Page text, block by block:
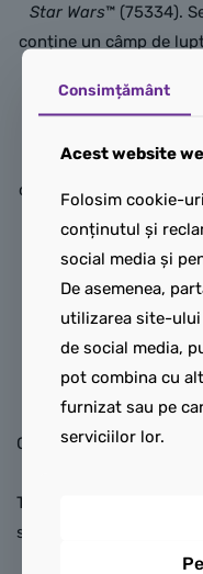
Star Wars™ (75334).
conține un câmp de
funcție de apariție a
luptă și un cărucior de
care poate fi răsturnat.
include și 4
LEGO: Obi-Wan Kenobi
Darth Vader, fiecare cu
laser, Tala Durith și
NED-B, pentru a
scene din
Star Wars
:
Wan Kenobi.
CadouStar Warsunic
Te gândești să cumperi
set pentru un fan
fără experiență LEGO?
Consimțământ
Acest website
Folosim cookie-
conținutul și
social media și
De asemenea,
utilizarea site-
de social media,
pot combina cu
furnizat sau pe
serviciilor lor.